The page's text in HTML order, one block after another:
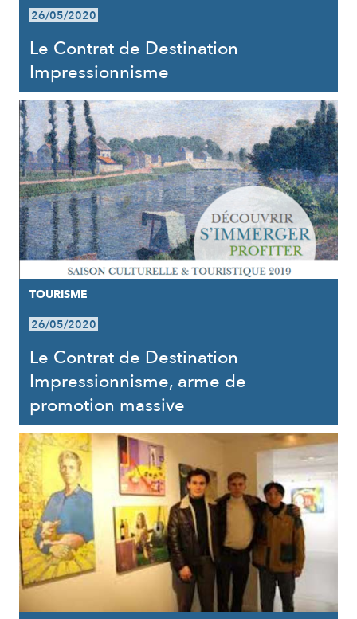
26/05/2020
Le Contrat de Destination
Impressionnisme
TOURISME
26/05/2020
Le Contrat de Destination
Impressionnisme, arme de
promotion massive